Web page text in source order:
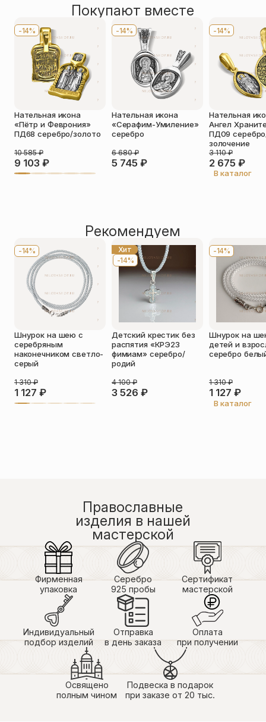
Оставить отзыв
Телефон
Отзыв*
Прикрепить фото
Оставить отзыв
Подтверждаю свое согласие с
политикой конфиденциальности
даю согласие на обработку
персональных данных
Пока нет отзывов. Будьте первым!
Покупают вместе
-14%
Нательная икона
«Пётр и Феврония»
ПД68 серебро/золото
9 103 ₽
10 585₽
-14%
Нательная икона
«Серафим-Умиление»
серебро
5 745 ₽
6 680₽
-14%
Нательная
Ангел
ПД09
золочение
2 675 ₽
3 110₽
В каталог
Рекомендуем
-14%
Шнурок на шею с
серебряным
наконечником светло-
серый
1 127 ₽
1 310₽
Хит
-14%
Детский крестик без
распятия «КРЭ23
фимиам» серебро/
родий
3 526 ₽
4 100₽
-14%
Шнурок на
детей и
серебро
1 127 ₽
1 310₽
В каталог
Православные
изделия в нашей
мастерской
Фирменная
упаковка
Серебро
925 пробы
Сертификат
мастерской
Индивидуальный
подбор изделий
Отправка
в день заказа
Оплата
при получении
Освящено
полным чином
Подвеска в подарок
при заказе от 20 тыс.